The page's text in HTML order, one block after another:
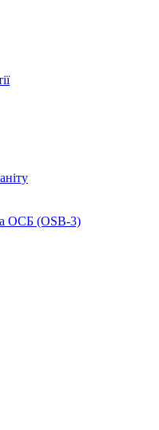
ОСБ (OSB-3)